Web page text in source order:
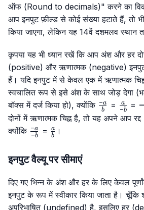
ऑफ (Round to decimals)" करने का
आप इनपुट फ़ील्ड से कोई संख्या हटाते हैं, तो
किया जाएगा, लेकिन यह 14वें दशमलव स्थान
कृपया यह भी ध्यान रखें कि आप अंश और हर
(positive) और ऋणात्मक (negative)
हैं। यदि इनपुट में से केवल एक में ऋणात्मक
स्वचालित रूप से इसे अंश के साथ जोड़ देगा
बॉक्स में दर्ज किया हो), क्योंकि \frac{-
a}{b}
b
−a =
{-b}
−b
a = -
−
दोनों में ऋणात्मक चिह्न है, तो यह अपने आप
क्योंकि \frac{-
a}{-b}
−b
−a = \frac{a}
{b}
b
a ।
इनपुट वैल्यू पर सीमाएं
दिए गए भिन्न के अंश और हर के लिए केवल
इनपुट के रूप में स्वीकार किया जाता है। चूँकि
अपरिभाषित (undefined) है, इसलिए हर